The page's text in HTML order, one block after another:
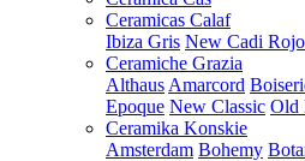
Ceramicas Calaf
Ibiza Gris New Cadi
Ceramiche Grazia
Althaus Amarcord
Epoque New Classic Old
Ceramika Konskie
Amsterdam Bohemy